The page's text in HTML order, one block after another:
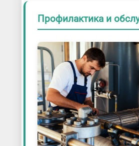
Профилактика и